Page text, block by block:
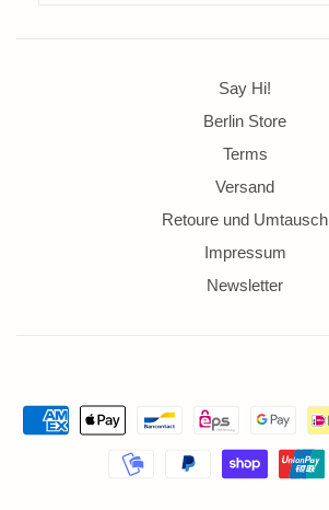
Say Hi!
Berlin Store
Terms
Versand
Retoure und Umtausch
Impressum
Newsletter